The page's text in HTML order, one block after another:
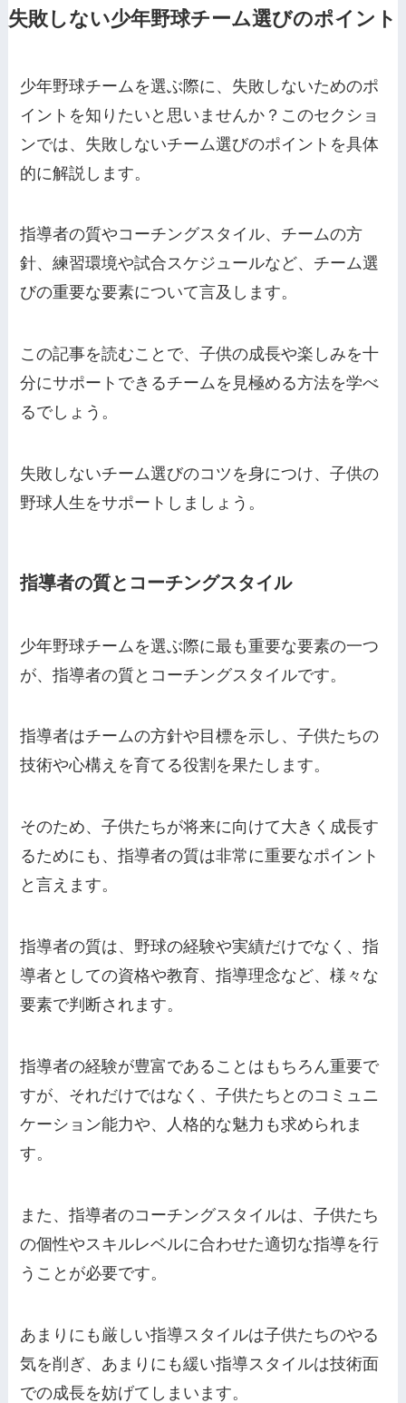
失敗しない少年野球チーム選びのポイント
少年野球チームを選ぶ際に、失敗しないためのポ
イントを知りたいと思いませんか？このセクショ
ンでは、失敗しないチーム選びのポイントを具体
的に解説します。
指導者の質やコーチングスタイル、チームの方
針、練習環境や試合スケジュールなど、チーム選
びの重要な要素について言及します。
この記事を読むことで、子供の成長や楽しみを十
分にサポートできるチームを見極める方法を学べ
るでしょう。
失敗しないチーム選びのコツを身につけ、子供の
野球人生をサポートしましょう。
指導者の質とコーチングスタイル
少年野球チームを選ぶ際に最も重要な要素の一つ
が、指導者の質とコーチングスタイルです。
指導者はチームの方針や目標を示し、子供たちの
技術や心構えを育てる役割を果たします。
そのため、子供たちが将来に向けて大きく成長す
るためにも、指導者の質は非常に重要なポイント
と言えます。
指導者の質は、野球の経験や実績だけでなく、指
導者としての資格や教育、指導理念など、様々な
要素で判断されます。
指導者の経験が豊富であることはもちろん重要で
すが、それだけではなく、子供たちとのコミュニ
ケーション能力や、人格的な魅力も求められま
す。
また、指導者のコーチングスタイルは、子供たち
の個性やスキルレベルに合わせた適切な指導を行
うことが必要です。
あまりにも厳しい指導スタイルは子供たちのやる
気を削ぎ、あまりにも緩い指導スタイルは技術面
での成長を妨げてしまいます。